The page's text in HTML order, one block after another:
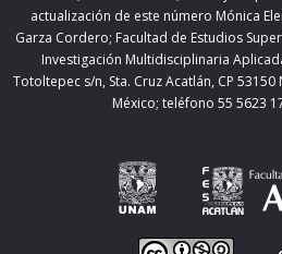
actualización de este número Mónica
Garza Cordero; Facultad de Estudios
Investigación Multidisciplinaria
Totoltepec s/n, Sta. Cruz Acatlán, CP
México; teléfono 55 5623